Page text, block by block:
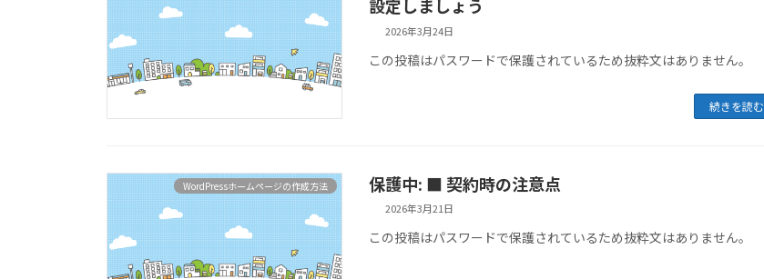
設定しましょう
2026年3月24日
この投稿はパスワードで保護されているため抜粋文はありません。
続きを読む
WordPressホームページの作成方法 保護中: ■ 契約時の注意点
2026年3月21日
この投稿はパスワードで保護されているため抜粋文はありません。